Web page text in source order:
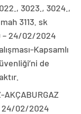
3023., 3024.,
3113. sk
24/02/2024
Kapsamlı
de
24/02/2024